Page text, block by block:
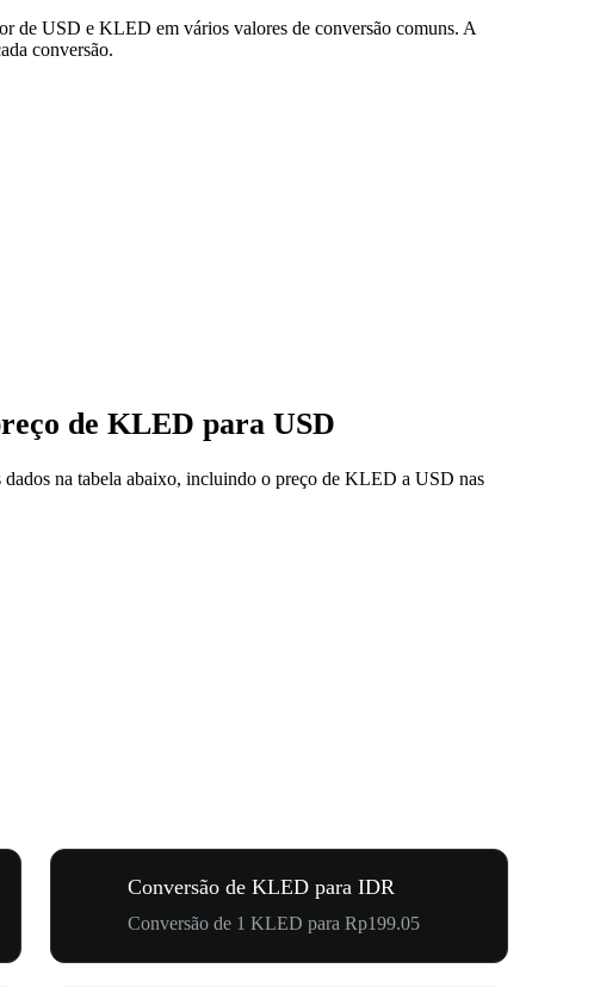
de USD e KLED em vários valores de conversão comuns. A
conversão.
de KLED para USD
na tabela abaixo, incluindo o preço de KLED a USD nas
Conversão de KLED para IDR
Conversão de 1 KLED para Rp199.05